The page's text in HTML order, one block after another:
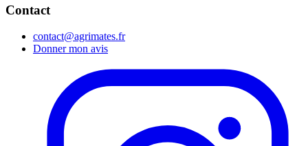
Contact
contact@agrimates.fr
Donner mon avis